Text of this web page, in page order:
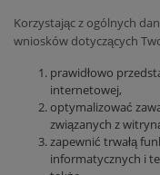
Korzystając z ogólnych
wniosków dotyczących
prawidłowo
internetowej,
optymalizować
związanych z
zapewnić trwałą
informatycznych i